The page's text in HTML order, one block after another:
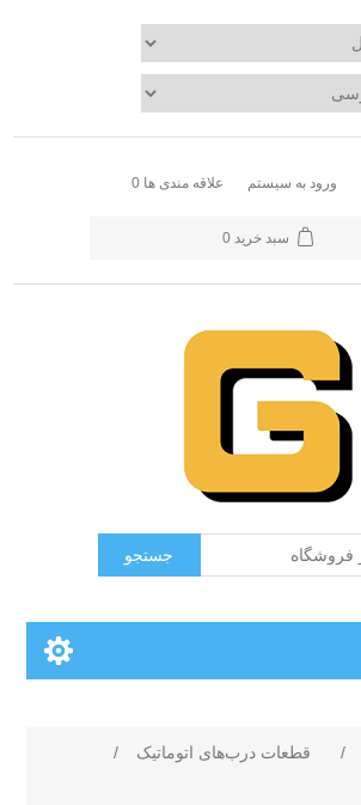
ورود به سیستم علاقه مندی ها 0
سبد خرید 0
جستجو
/ قطعات درب‌های اتوماتیک
/